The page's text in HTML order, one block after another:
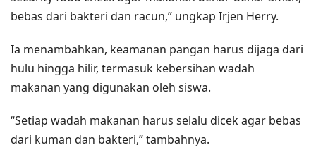
bebas dari bakteri dan racun,” ungkap Irjen Herry.
Ia menambahkan, keamanan pangan harus dijaga dari
hulu hingga hilir, termasuk kebersihan wadah
makanan yang digunakan oleh siswa.
“Setiap wadah makanan harus selalu dicek agar bebas
dari kuman dan bakteri,” tambahnya.